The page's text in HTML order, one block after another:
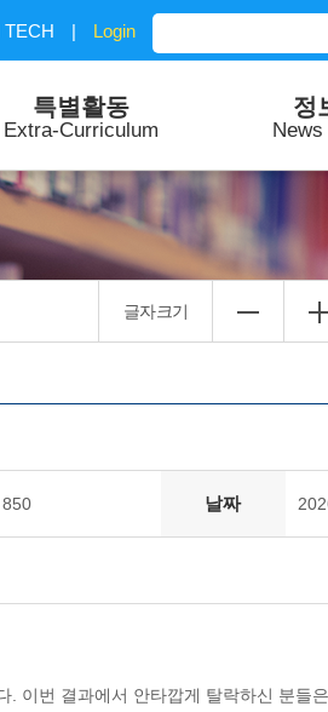
TECH | Login
특별활동
Extra-Curriculum
정
글자크기
850 날짜
이번 결과에서 안타깝게 탈락하신 분들